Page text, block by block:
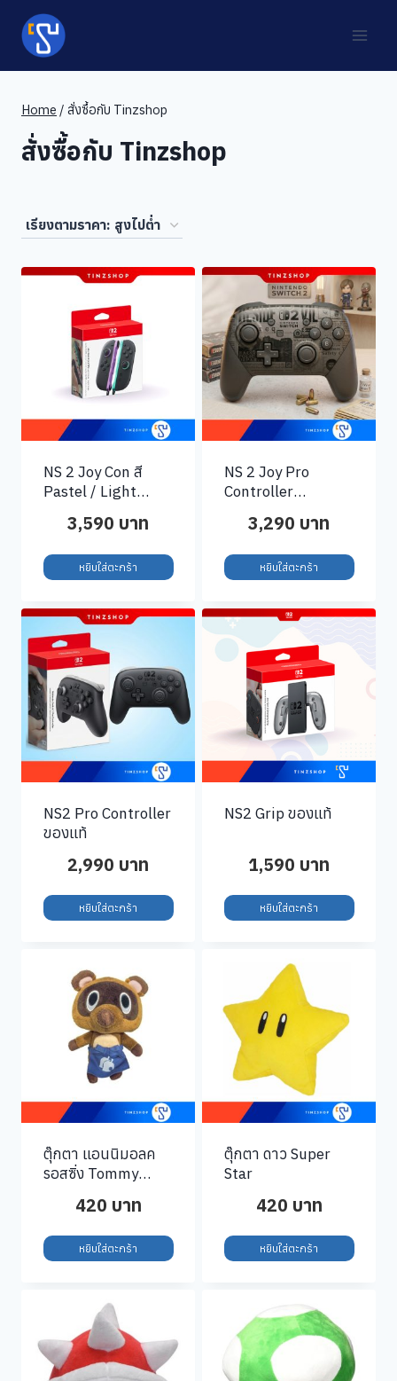
content
Home / สั่งซื้อกับ Tinzshop
สั่งซื้อกับ Tinzshop
NS 2 Joy Con สี
Pastel / Light
Green3,590 บาท
หยิบใส่ตะกร้า
NS 2 Joy Pro
Controller
Requiem Edition
3,290 บาท
หยิบใส่ตะกร้า
NS2 Pro Controller
ของแท้
2,990 บาท
หยิบใส่ตะกร้า
NS2 Grip ของแท้
1,590 บาท
หยิบใส่ตะกร้า
ตุ๊กตา แอนนิมอลค
รอสซิ่ง Tommy
420 บาท
หยิบใส่ตะกร้า
ตุ๊กตา ดาว Super
Star
420 บาท
หยิบใส่ตะกร้า